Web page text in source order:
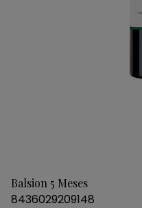
Balsion 5 Meses
8436029209148